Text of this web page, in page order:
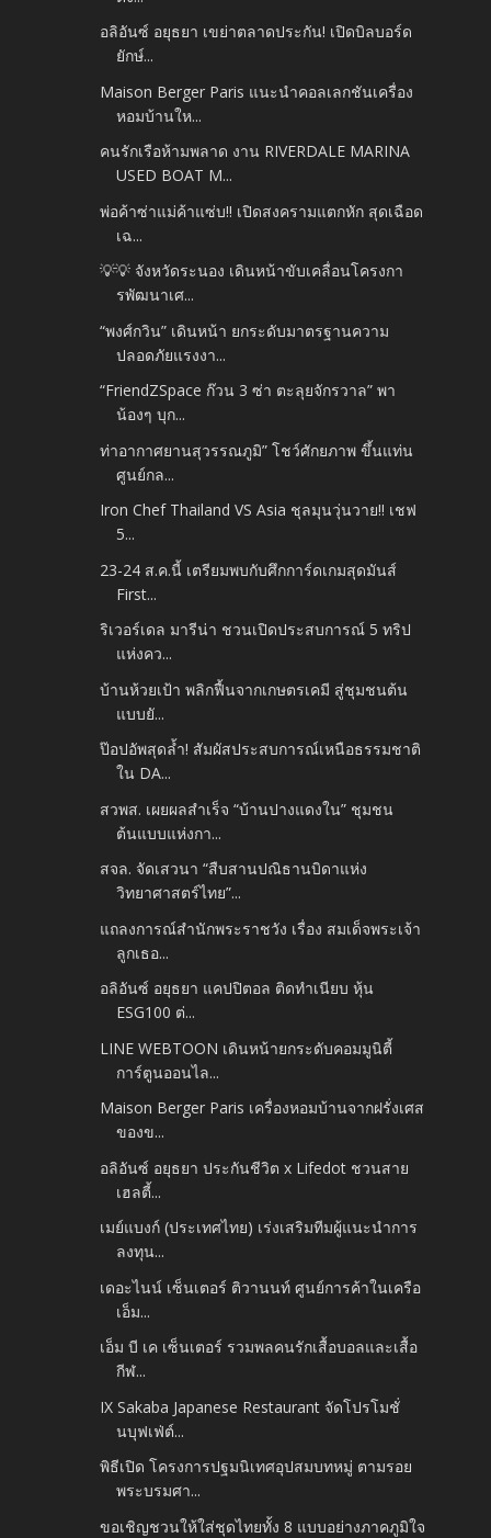
อลิอันซ์ อยุธยา เขย่าตลาดประกัน! เปิดบิลบอร์ด
ยักษ์...
Maison Berger Paris แนะนำคอลเลกชันเครื่อง
หอมบ้านให...
คนรักเรือห้ามพลาด งาน RIVERDALE MARINA
USED BOAT M...
พ่อค้าซ่าแม่ค้าแซ่บ!! เปิดสงครามแตกหัก สุดเฉือด
เฉ...
💡💡 จังหวัดระนอง เดินหน้าขับเคลื่อนโครงกา
รพัฒนาเศ...
“พงศ์กวิน” เดินหน้า ยกระดับมาตรฐานความ
ปลอดภัยแรงงา...
“FriendZSpace ก๊วน 3 ซ่า ตะลุยจักรวาล” พา
น้องๆ บุก...
ท่าอากาศยานสุวรรณภูมิ” โชว์ศักยภาพ ขึ้นแท่น
ศูนย์กล...
Iron Chef Thailand VS Asia ชุลมุนวุ่นวาย!! เชฟ
5...
23-24 ส.ค.นี้ เตรียมพบกับศึกการ์ดเกมสุดมันส์
First...
ริเวอร์เดล มารีน่า ชวนเปิดประสบการณ์ 5 ทริป
แห่งคว...
บ้านห้วยเป้า พลิกฟื้นจากเกษตรเคมี สู่ชุมชนต้น
แบบยั...
ป๊อปอัพสุดล้ำ! สัมผัสประสบการณ์เหนือธรรมชาติ
ใน DA...
สวพส. เผยผลสำเร็จ “บ้านปางแดงใน” ชุมชน
ต้นแบบแห่งกา...
สจล. จัดเสวนา “สืบสานปณิธานบิดาแห่ง
วิทยาศาสตร์ไทย”...
แถลงการณ์สำนักพระราชวัง เรื่อง สมเด็จพระเจ้า
ลูกเธอ...
อลิอันซ์ อยุธยา แคปปิตอล ติดทำเนียบ หุ้น
ESG100 ต่...
LINE WEBTOON เดินหน้ายกระดับคอมมูนิตี้
การ์ตูนออนไล...
Maison Berger Paris เครื่องหอมบ้านจากฝรั่งเศส
ของข...
อลิอันซ์ อยุธยา ประกันชีวิต x Lifedot ชวนสาย
เฮลตี้...
เมย์แบงก์ (ประเทศไทย) เร่งเสริมทีมผู้แนะนำการ
ลงทุน...
เดอะไนน์ เซ็นเตอร์ ติวานนท์ ศูนย์การค้าในเครือ
เอ็ม...
เอ็ม บี เค เซ็นเตอร์ รวมพลคนรักเสื้อบอลและเสื้อ
กีฬ...
IX Sakaba Japanese Restaurant จัดโปรโมชั่
นบุฟเฟ่ต์...
พิธีเปิด โครงการปฐมนิเทศอุปสมบทหมู่ ตามรอย
พระบรมศา...
ขอเชิญชวนให้ใส่ชุดไทยทั้ง 8 แบบอย่างภาคภูมิใจ